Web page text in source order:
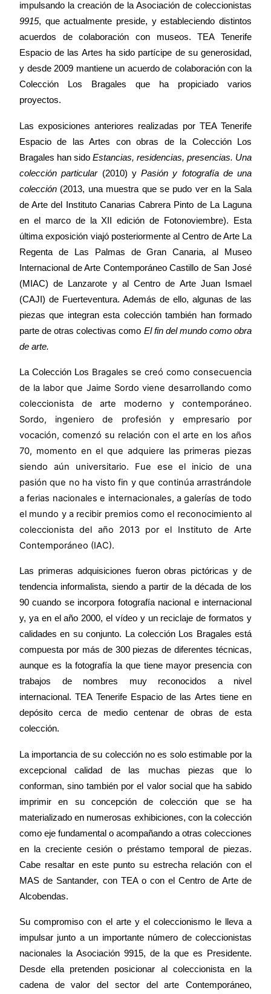
impulsando la creación de la Asociación de coleccionistas
9915, que actualmente preside, y estableciendo distintos
acuerdos de colaboración con museos.TEA Tenerife
Espacio de las Artes ha sido partícipe de su generosidad,
y desde 2009 mantiene un acuerdo de colaboración con la
Colección Los Bragales que ha propiciado varios
proyectos.
Las exposiciones anteriores realizadas por TEA Tenerife
Espacio de las Artes con obras de la ColecciónLos
Bragales han sido Estancias, residencias, presencias. Una
colección particular(2010) y Pasión y fotografía de una
colección (2013, una muestra que se pudo ver en la Sala
de Arte del Instituto Canarias Cabrera Pinto de La Laguna
en el marco de
la XII
edición de Fotonoviembre). Esta
última exposición viajó posteriormente al Centro de Arte La
Regenta de Las Palmas de Gran Canaria, al Museo
Internacional de Arte Contemporáneo Castillo de San José
(MIAC) de Lanzarote y al Centro de Arte Juan Ismael
(CAJI) de Fuerteventura. Además de ello, algunas de las
piezas que integran esta colección también han formado
parte de otras colectivas como El fin del mundo como obra
de arte.
La Colección Los Bragales se creó como consecuencia
de la labor que Jaime Sordo viene desarrollando como
coleccionista de arte moderno y contemporáneo.
Sordo, ingeniero de profesión y empresario por
vocación, comenzó su relación con el arte en los años
70, momento en el que adquiere las primeras piezas
siendo aún universitario. Fue ese el inicio de una
pasión que no ha visto fin y que continúa arrastrándole
a ferias nacionales e internacionales, a galerías de todo
el mundo y a recibir premios como el reconocimiento al
coleccionista del año 2013 por el Instituto de Arte
Contemporáneo (IAC).
Las primeras adquisiciones fueron obras pictóricas y de
tendencia informalista, siendo a partir de la década de los
90 cuando se incorpora fotografía nacional e internacional
y, ya en el año 2000, el vídeo y un reciclaje de formatos y
calidades en su conjunto. La colección Los Bragales está
compuesta por más de 300 piezas de diferentes técnicas,
aunque es la fotografía la que tiene mayor presencia con
trabajos de nombres muy reconocidos a nivel
internacional.TEA Tenerife Espacio de las Artes tiene en
depósito cerca de medio centenar de obras de esta
colección.
La importancia de su colección no es solo estimable por la
excepcional calidad de las muchas piezas que lo
conforman, sino también por el valor social que ha sabido
imprimir en su concepción de colección que se ha
materializado en numerosas exhibiciones, con la colección
como eje fundamental o acompañando a otras colecciones
en la creciente cesión o préstamo temporal de piezas.
Cabe resaltar en este punto su estrecha relación con el
MAS de Santander, con TEA o con el Centro de Arte de
Alcobendas.
Su compromiso con el arte y el coleccionismo le lleva a
impulsar junto a un importante número de coleccionistas
nacionales
la Asociación9915, de la que es Presidente.
Desde ella pretenden posicionar al coleccionista en la
cadena de valor del sector del arte Contemporáneo,